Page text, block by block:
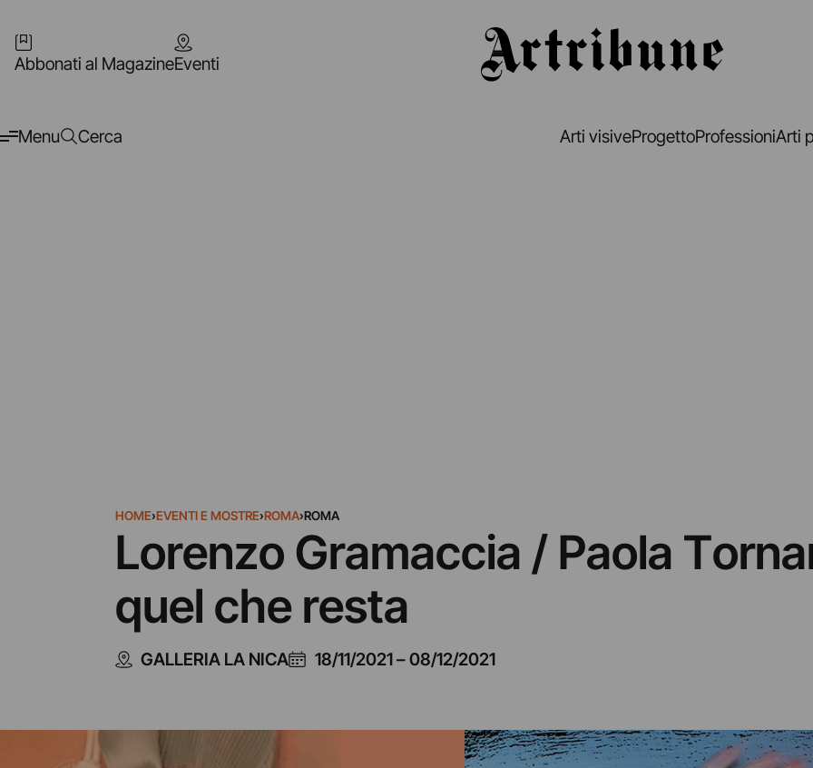
Abbonati al MagazineEventi
Menu Cerca Arti visiveProgettoProfessioniArti
HOME›EVENTI E MOSTRE›ROMA›ROMA
Lorenzo Gramaccia / Paola
quel che resta
GALLERIA LA NICA 18/11/2021–08/12/2021